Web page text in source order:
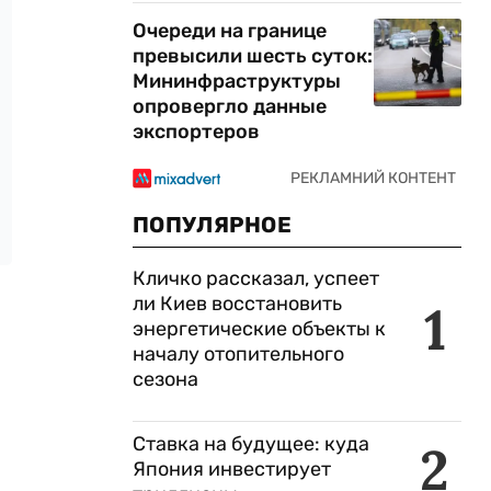
Очереди на границе
превысили шесть суток:
Мининфраструктуры
опровергло данные
экспортеров
ПОПУЛЯРНОЕ
1
Кличко рассказал, успеет
ли Киев восстановить
энергетические объекты к
началу отопительного
сезона
2
Ставка на будущее: куда
Япония инвестирует